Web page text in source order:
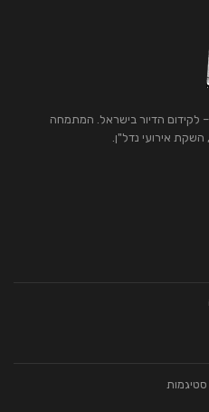
לקידום הדיור בישראל. המתמחה
אירועי נדל"ן.
סטיגמות